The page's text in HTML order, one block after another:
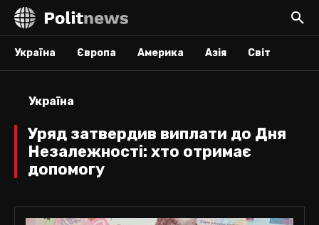
Україна Європа Америка Азія Світ
Україна
Уряд затвердив виплати до Дня
Незалежності: хто отримає
допомогу